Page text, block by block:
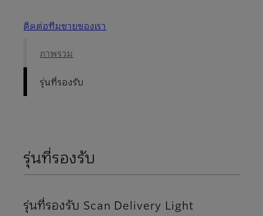
ติดต่อทีมขายของเรา
ภาพรวม
รุ่นที่รองรับ
รุ่นที่รองรับ
รุ่นที่รองรับ Scan Delivery Light